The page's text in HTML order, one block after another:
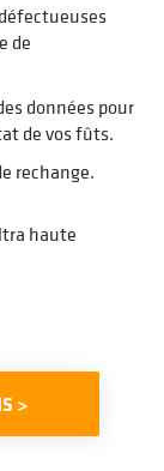
de
données pour
de vos fûts.
rechange.
haute
>